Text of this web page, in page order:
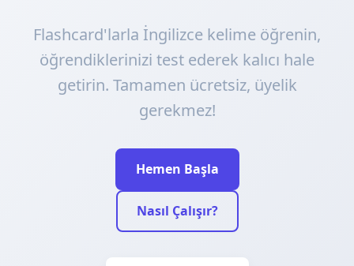
Flashcard'larla İngilizce kelime öğrenin,
öğrendiklerinizi test ederek kalıcı hale
getirin. Tamamen ücretsiz, üyelik
gerekmez!
Hemen Başla
Nasıl Çalışır?